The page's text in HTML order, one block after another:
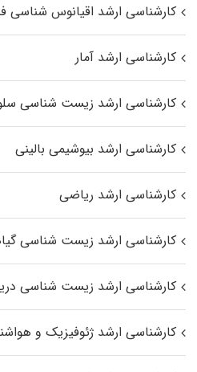
کارشناسی ارشد اقیانوس‌ شناسی
کارشناسی ارشد آمار
کارشناسی ارشد زیست شناسی
کارشناسی ارشد بیوشیمی بالینی
کارشناسی ارشد ریاضی
کارشناسی ارشد زیست‌ شناسی
کارشناسی ارشد زیست‌ شناسی
کارشناسی ارشد ژئوفیزیک و